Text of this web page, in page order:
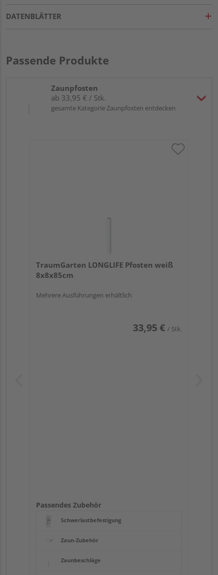
DATENBLÄTTER
Passende Produkte
Zaunpfosten
ab 33,95 € / Stk.
gesamte Kategorie Zaunpfosten entdecken
TraumGarten LONGLIFE Pfosten weiß
8x8x85cm
Mehrere Ausführungen erhältlich
33,95 € / Stk.
Passendes Zubehör
Schwerlastbefestigung
Zaun-Zubehör
Zaunbeschläge